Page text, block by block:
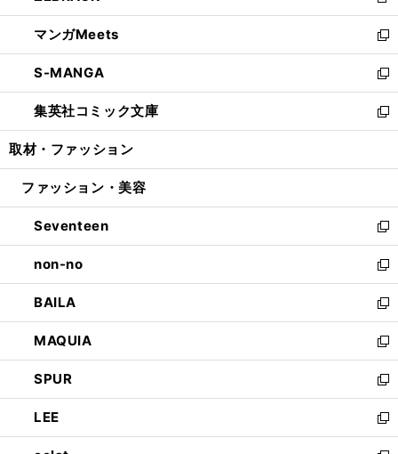
開
く
ウ
で
開
く
ン
ド
ウ
で
開
く
ウ
ィ
ン
ド
ウ
で
開
し
い
ウ
ィ
ン
ド
ウ
開
マンガMeets
新
し
い
ウ
ィ
ン
ウ
開
く
S-MANGA
新
し
い
ウ
ン
ウ
で
開
く
集英社コミック文庫
新
し
ウ
ン
ド
ウ
で
開
く
取材・ファッション
ファッション・美容
Seventeen
新
し
い
ウ
ィ
ン
ド
ウ
で
開
く
non-no
新
し
い
ウ
ィ
ン
ド
ウ
で
開
BAILA
新
し
い
ウ
ィ
ン
ド
ウ
MAQUIA
新
し
い
ウ
ィ
ン
SPUR
新
し
い
ウ
LEE
新
し